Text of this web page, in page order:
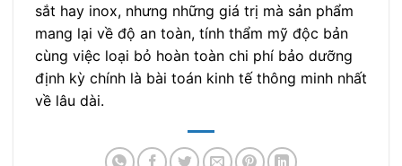
sắt hay inox, nhưng những giá trị mà sản phẩm
mang lại về độ an toàn, tính thẩm mỹ độc bản
cùng việc loại bỏ hoàn toàn chi phí bảo dưỡng
định kỳ chính là bài toán kinh tế thông minh nhất
về lâu dài.